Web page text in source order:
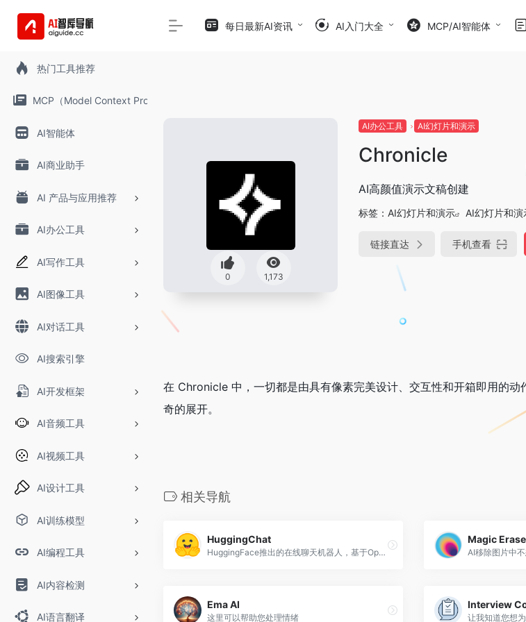
热门工具推荐
MCP（Model Context Protocol）
AI智能体
AI商业助手
AI 产品与应用推荐
AI办公工具
AI写作工具
AI图像工具
AI对话工具
AI搜索引擎
AI开发框架
AI音频工具
AI视频工具
AI设计工具
AI训练模型
AI编程工具
AI内容检测
AI语言翻译
每日最新AI资讯 AI入门大全 MCP/AI智能体
0 1,173
AI办公工具 AI幻灯片和演示
Chronicle
AI高颜值演示文稿创建
标签： AI幻灯片和演示 AI幻灯片和演
链接直达 手机查看
在 Chronicle 中，一切都是由具有像素完美设计、交互性和开箱即用的
奇的展开。
相关导航
HuggingChat
HuggingFace推出的在线聊天机器人，基于Open Assistant模型
Magic
AI移除图片中
Ema AI
这里可以帮助您处理情绪
Interview